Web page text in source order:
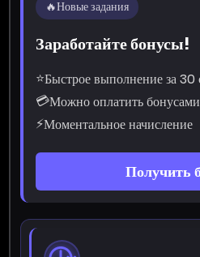
🔥Новые задания
Заработайте бонусы!
⭐Быстрое выполнение за 30
💳Можно оплатить
⚡Моментальное начисление
Получить